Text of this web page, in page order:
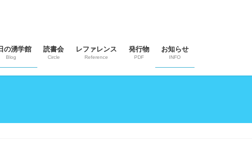
の湧学館
Blog
読書会
Circle
レファレンス
Reference
発行物
PDF
お知らせ
INFO